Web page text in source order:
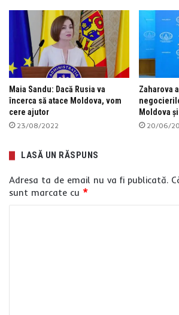
Maia Sandu: Dacă Rusia va
încerca să atace Moldova, vom
cere ajutor
23/08/2022
Zaharova
Moldova
20/06/
LASĂ UN RĂSPUNS
Adresa ta de email nu va fi publicată.
sunt marcate cu *